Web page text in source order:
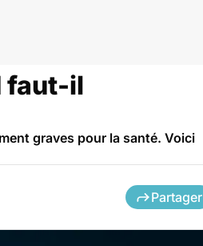
faut-il
graves pour la santé. Voici
Partager